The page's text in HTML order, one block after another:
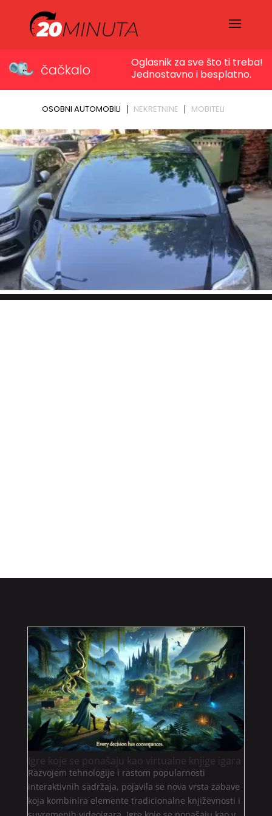
Igre koje se ponašaju kao virtualne knjige igara
Razvojem tehnologije i rastom popularnosti
interaktivnih sadržaja, pojavila se nova vrsta zabave
koja kombinira elemente tradicionalne književnosti i